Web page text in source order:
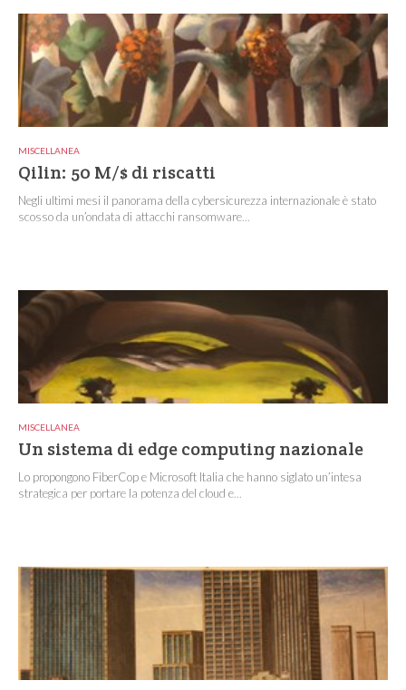
MISCELLANEA
Qilin: 50 M/$ di riscatti
Negli ultimi mesi il panorama della cybersicurezza internazionale è stato
scosso da un’ondata di attacchi ransomware...
MISCELLANEA
Un sistema di edge computing nazionale
Lo propongono FiberCop e Microsoft Italia che hanno siglato un’intesa
strategica per portare la potenza del cloud e...